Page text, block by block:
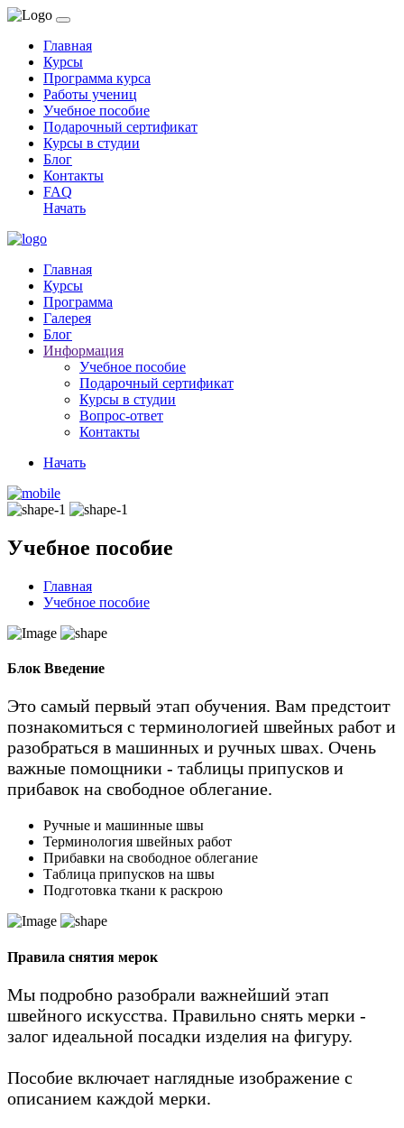
Главная
Курсы
Программа курса
Работы учениц
Учебное пособие
Подарочный сертификат
Курсы в студии
Блог
Контакты
FAQ
Начать
Главная
Курсы
Программа
Галерея
Блог
Информация
Учебное пособие
Подарочный сертификат
Курсы в студии
Вопрос-ответ
Контакты
Начать
Учебное пособие
Главная
Учебное пособие
Блок Введение
Это самый первый этап обучения. Вам предстоит
познакомиться с терминологией швейных работ и
разобраться в машинных и ручных швах. Очень
важные помощники - таблицы припусков и
прибавок на свободное облегание.
Ручные и машинные швы
Терминология швейных работ
Прибавки на свободное облегание
Таблица припусков на швы
Подготовка ткани к раскрою
Правила снятия мерок
Мы подробно разобрали важнейший этап
швейного искусства. Правильно снять мерки -
залог идеальной посадки изделия на фигуру.
Пособие включает наглядные изображение с
описанием каждой мерки.